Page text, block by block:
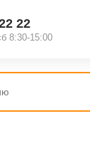
22
8:30-15:00